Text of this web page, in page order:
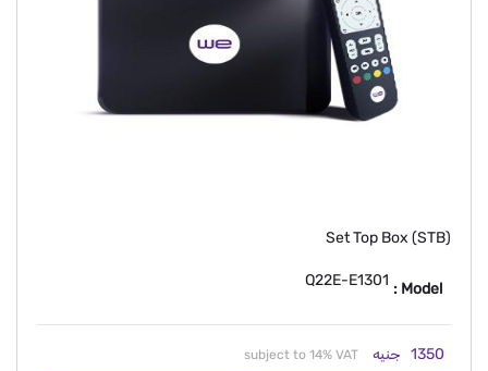
Set Top Box (STB)
Model :
Q22E-E1301
1350 جنيه subject to 14% VAT